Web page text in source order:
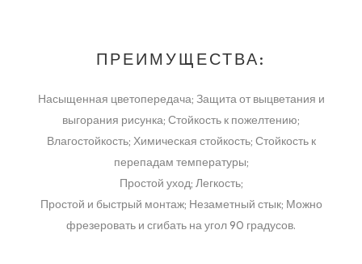
ПРЕИМУЩЕСТВА:
Насыщенная цветопередача; Защита от выцветания и
выгорания рисунка; Стойкость к пожелтению;
Влагостойкость; Химическая стойкость; Стойкость к
перепадам температуры;
Простой уход; Легкость;
Простой и быстрый монтаж; Незаметный стык; Можно
фрезеровать и сгибать на угол 90 градусов.